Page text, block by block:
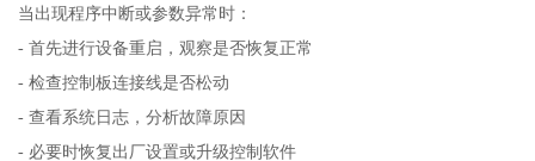
当出现程序中断或参数异常时：
- 首先进行设备重启，观察是否恢复正常
- 检查控制板连接线是否松动
- 查看系统日志，分析故障原因
- 必要时恢复出厂设置或升级控制软件